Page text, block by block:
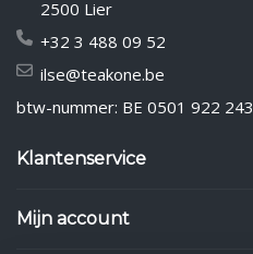
2500 Lier
+32 3 488 09 52
ilse@teakone.be
btw-nummer: BE 0501 922 243
Klantenservice
Mijn account